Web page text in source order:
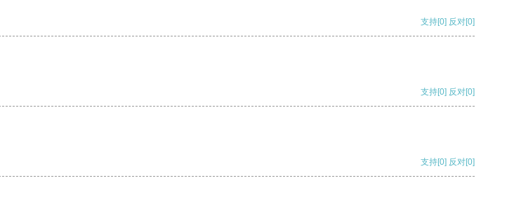
支持[0] 反对[0]
支持[0] 反对[0]
支持[0] 反对[0]